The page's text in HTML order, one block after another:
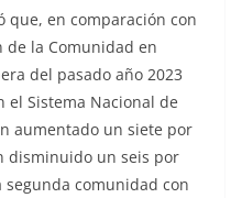
que, en comparación con
de la Comunidad en
del pasado año 2023
el Sistema Nacional de
aumentado un siete por
disminuido un seis por
comunidad con